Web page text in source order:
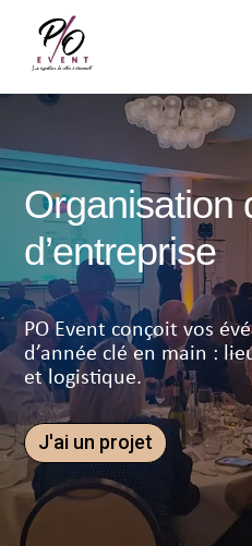
d’entreprise
PO Event conçoit vos
d’année clé en main :
et logistique.
J'ai un projet